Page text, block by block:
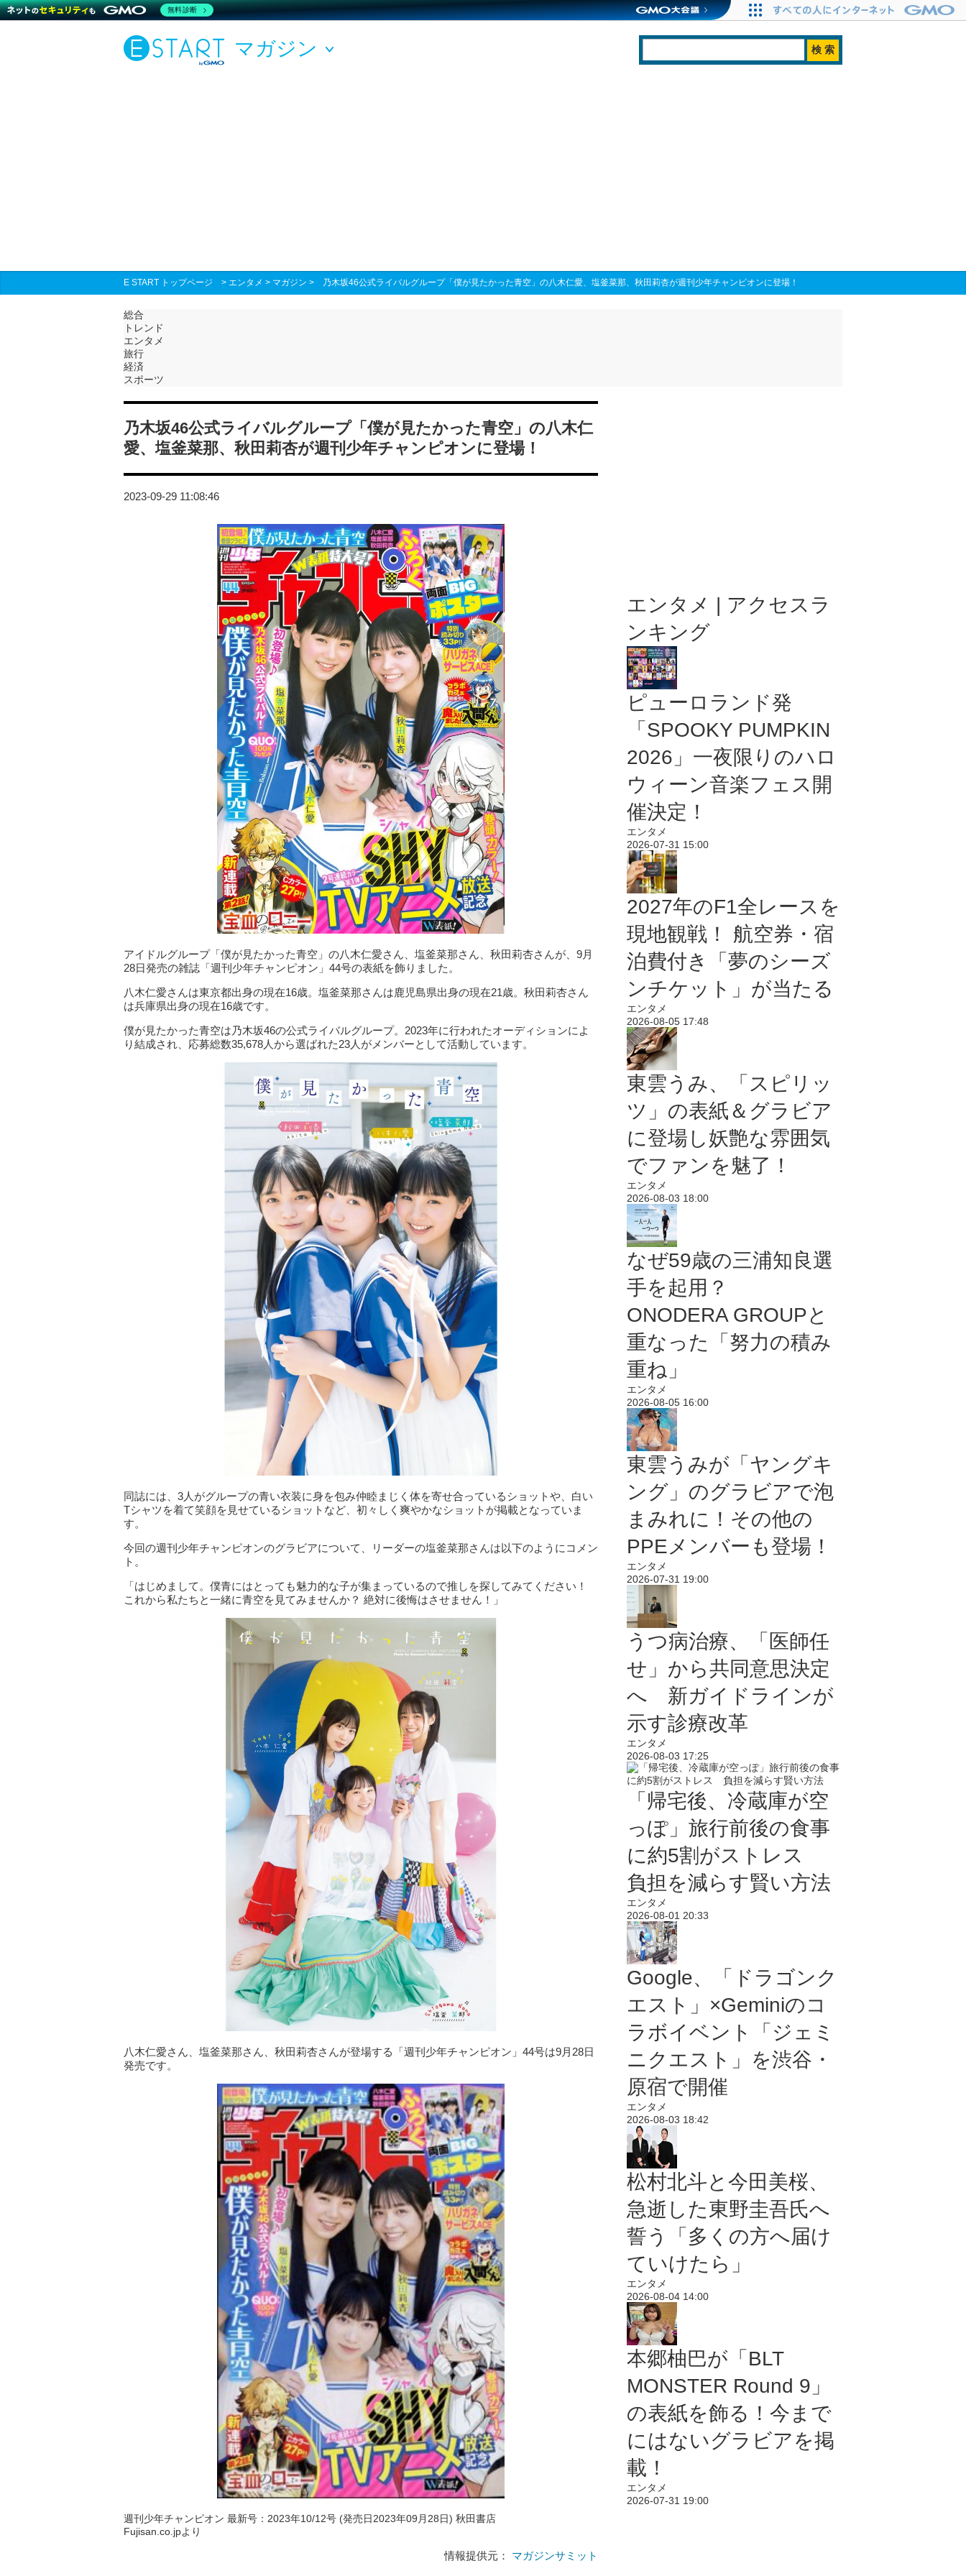
マガジン
E START トップページ > エンタメ > マガジン > 乃木坂46公式ライバルグループ「僕が見たかった青空」の八木仁愛、塩釜菜那、秋田莉杏が週刊少年チャンピオンに登場！
総合
トレンド
エンタメ
旅行
経済
スポーツ
乃木坂46公式ライバルグループ「僕が見たかった青空」の八木仁
愛、塩釜菜那、秋田莉杏が週刊少年チャンピオンに登場！
2023-09-29 11:08:46
アイドルグループ「僕が見たかった青空」の八木仁愛さん、塩釜菜那さん、秋田莉杏さんが、9月
28日発売の雑誌「週刊少年チャンピオン」44号の表紙を飾りました。
八木仁愛さんは東京都出身の現在16歳。塩釜菜那さんは鹿児島県出身の現在21歳。秋田莉杏さん
は兵庫県出身の現在16歳です。
僕が見たかった青空は乃木坂46の公式ライバルグループ。2023年に行われたオーディションによ
り結成され、応募総数35,678人から選ばれた23人がメンバーとして活動しています。
同誌には、3人がグループの青い衣装に身を包み仲睦まじく体を寄せ合っているショットや、白い
Tシャツを着て笑顔を見せているショットなど、初々しく爽やかなショットが掲載となっていま
す。
今回の週刊少年チャンピオンのグラビアについて、リーダーの塩釜菜那さんは以下のようにコメン
ト。
「はじめまして。僕青にはとっても魅力的な子が集まっているので推しを探してみてください！
これから私たちと一緒に青空を見てみませんか？ 絶対に後悔はさせません！」
八木仁愛さん、塩釜菜那さん、秋田莉杏さんが登場する「週刊少年チャンピオン」44号は9月28日
発売です。
週刊少年チャンピオン 最新号：2023年10/12号 (発売日2023年09月28日) 秋田書店
Fujisan.co.jpより
情報提供元： マガジンサミット
エンタメ | アクセスラ
ンキング
ピューロランド発
「SPOOKY PUMPKIN
2026」一夜限りのハロ
ウィーン音楽フェス開
催決定！
エンタメ
2026-07-31 15:00
2027年のF1全レースを
現地観戦！ 航空券・宿
泊費付き「夢のシーズ
ンチケット」が当たる
エンタメ
2026-08-05 17:48
東雲うみ、「スピリッ
ツ」の表紙＆グラビア
に登場し妖艶な雰囲気
でファンを魅了！
エンタメ
2026-08-03 18:00
なぜ59歳の三浦知良選
手を起用？
ONODERA GROUPと
重なった「努力の積み
重ね」
エンタメ
2026-08-05 16:00
東雲うみが「ヤングキ
ング」のグラビアで泡
まみれに！その他の
PPEメンバーも登場！
エンタメ
2026-07-31 19:00
うつ病治療、「医師任
せ」から共同意思決定
へ 新ガイドラインが
示す診療改革
エンタメ
2026-08-03 17:25
「帰宅後、冷蔵庫が空
っぽ」旅行前後の食事
に約5割がストレス
負担を減らす賢い方法
エンタメ
2026-08-01 20:33
Google、「ドラゴンク
エスト」×Geminiのコ
ラボイベント「ジェミ
ニクエスト」を渋谷・
原宿で開催
エンタメ
2026-08-03 18:42
松村北斗と今田美桜、
急逝した東野圭吾氏へ
誓う「多くの方へ届け
ていけたら」
エンタメ
2026-08-04 14:00
本郷柚巴が「BLT
MONSTER Round 9」
の表紙を飾る！今まで
にはないグラビアを掲
載！
エンタメ
2026-07-31 19:00
無料診断